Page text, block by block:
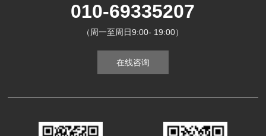
010-69335207
（周一至周日9:00- 19:00）
在线咨询